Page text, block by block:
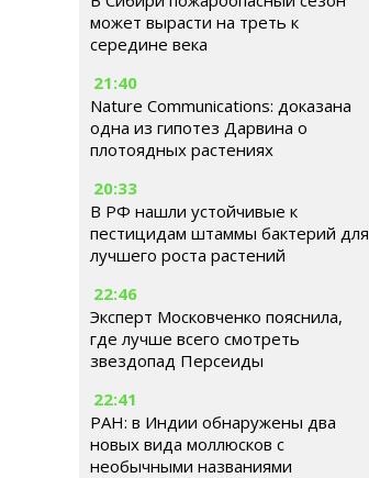
может вырасти на треть к
середине века
21:40
Nature Communications: доказана
одна из гипотез Дарвина о
плотоядных растениях
20:33
В РФ нашли устойчивые к
пестицидам штаммы бактерий для
лучшего роста растений
22:46
Эксперт Московченко пояснила,
где лучше всего смотреть
звездопад Персеиды
22:41
РАН: в Индии обнаружены два
новых вида моллюсков с
необычными названиями